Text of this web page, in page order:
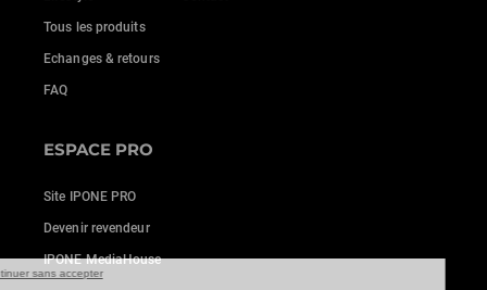
Continuer sans accepter
Tous les produits
Echanges & retours
FAQ
ESPACE PRO
Site IPONE PRO
Devenir revendeur
IPONE MediaHouse